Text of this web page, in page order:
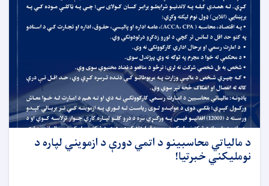
د مالياتي محاسبينو د اتمي دورې د ازمويني لپاره د
نومليکني خبرتیا!